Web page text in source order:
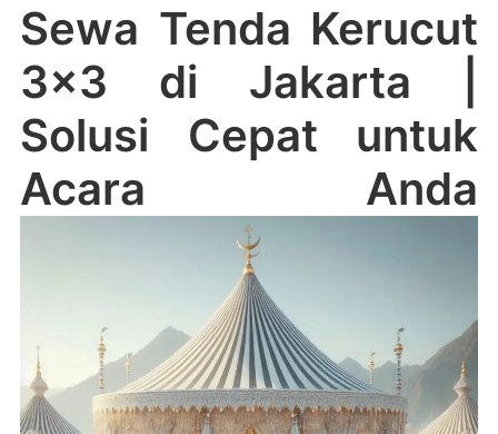
Sewa Tenda Kerucut
3×3 di Jakarta |
Solusi Cepat untuk
Acara Anda